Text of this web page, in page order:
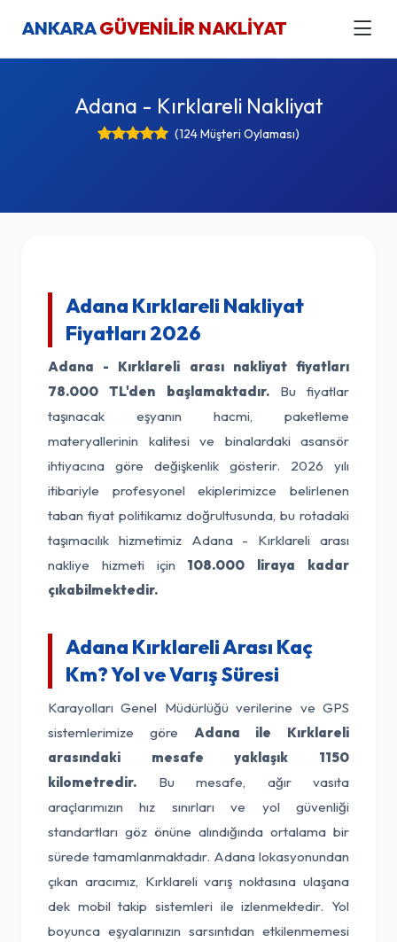
ANKARAGÜVENİLİR NAKLİYAT
Adana - Kırklareli Nakliyat
(124 Müşteri Oylaması)
Adana Kırklareli Nakliyat
Fiyatları 2026
Adana - Kırklareli arası nakliyat fiyatları
78.000 TL'den başlamaktadır.Bu fiyatlar
taşınacak eşyanın hacmi, paketleme
materyallerinin kalitesi ve binalardaki asansör
ihtiyacına göre değişkenlik gösterir. 2026 yılı
itibariyle profesyonel ekiplerimizce belirlenen
taban fiyat politikamız doğrultusunda, bu rotadaki
taşımacılık hizmetimiz Adana - Kırklareli arası
nakliye hizmeti için 108.000 liraya kadar
çıkabilmektedir.
Adana Kırklareli Arası Kaç
Km? Yol ve Varış Süresi
Karayolları Genel Müdürlüğü verilerine ve GPS
sistemlerimize göre Adana ile Kırklareli
arasındaki mesafe yaklaşık 1150
kilometredir. Bu mesafe, ağır vasıta
araçlarımızın hız sınırları ve yol güvenliği
standartları göz önüne alındığında ortalama bir
sürede tamamlanmaktadır. Adana lokasyonundan
çıkan aracımız, Kırklareli varış noktasına ulaşana
dek mobil takip sistemleri ile izlenmektedir. Yol
boyunca eşyalarınızın sarsıntıdan etkilenmemesi